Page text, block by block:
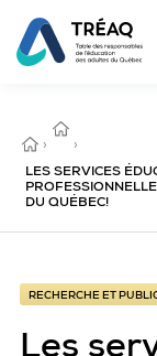
Aller au
ACCUEIL
›
ET
PUBLICATIONS
›
LES SERVICES
DU QUÉBEC!
RECHERCHE ET
Les